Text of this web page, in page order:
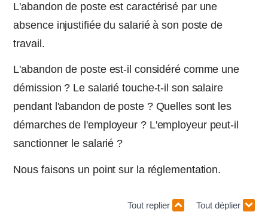
L'abandon de poste est caractérisé par une
absence injustifiée du salarié à son poste de
travail.
L'abandon de poste est-il considéré comme une
démission ? Le salarié touche-t-il son salaire
pendant l'abandon de poste ? Quelles sont les
démarches de l'employeur ? L'employeur peut-il
sanctionner le salarié ?
Nous faisons un point sur la réglementation.
Tout replier Tout déplier